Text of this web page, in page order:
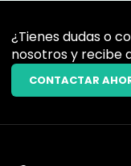
¿Tienes dudas o
nosotros y recibe
CONTACTAR